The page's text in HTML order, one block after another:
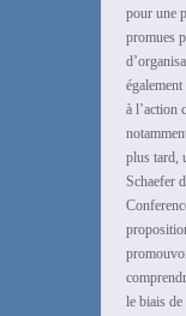
pour une
promues
à l’action
plus tard,
Schaefer
le biais de